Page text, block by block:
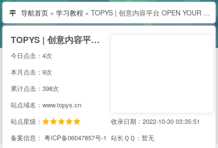
导航首页 » 学习教程 » TOPYS | 创意内容平台 OPEN YOUR MIND
TOPYS | 创意内容平台 OPEN YOUR MIND
今日点击：4次
本月点击：9次
累计点击：398次
站点域名：www.topys.cn
站点星级：
收录日期：2022-10-30 03:35:51
备案信息： 粤ICP备06047857号-1 站长ＱＱ：暂无